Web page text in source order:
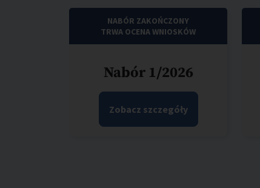
NABÓR ZAKOŃCZONY
TRWA OCENA WNIOSKÓW
Nabór 1/2026
Zobacz szczegóły